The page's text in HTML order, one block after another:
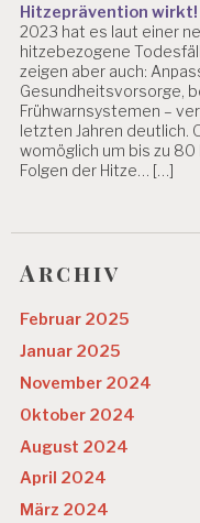
Hitzeprävention wirkt!
2023 hat es laut einer
hitzebezogene
zeigen aber auch:
Gesundheitsvorsorge,
Frühwarnsystemen –
letzten Jahren deutlich.
womöglich um bis zu
Folgen der Hitze… […]
Archiv
Februar 2025
Januar 2025
November 2024
Oktober 2024
August 2024
April 2024
März 2024